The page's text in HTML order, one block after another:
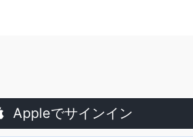
Appleでサインイン